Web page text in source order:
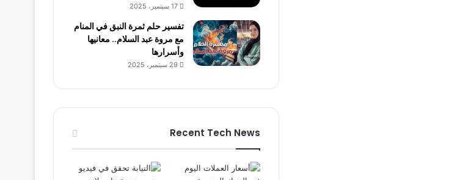
17 سبتمبر، 2025
تفسير حلم ثمرة النبق في المنام
مع مروة عبد السلام.. معانيها
وأسرارها
29 سبتمبر، 2025
Recent Tech News